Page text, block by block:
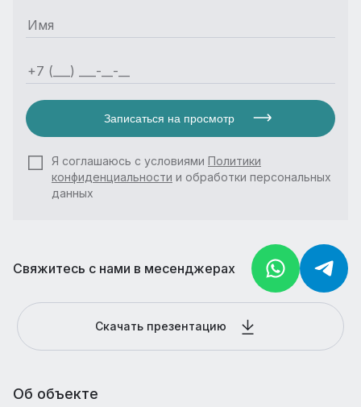
Записаться на просмотр
Я соглашаюсь с условиями Политики
конфиденциальности и обработки персональных
данных
Свяжитесь с нами в месенджерах
Скачать презентацию
Об объекте